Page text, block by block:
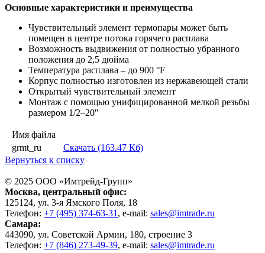
Основные характеристики и преимущества
Чувствительный элемент термопары может быть
помещен в центре потока горячего расплава
Возможность выдвижения от полностью убранного
положения до 2,5 дюйма
Температура расплава – до 900 °F
Корпус полностью изготовлен из нержавеющей стали
Открытый чувствительный элемент
Монтаж с помощью унифицированной мелкой резьбы
размером 1/2–20″
Имя файла
grmt_ru
Скачать (163.47 Кб)
Вернуться к списку
© 2025 ООО «Имтрейд-Групп»
Москва, центральный офис:
125124, ул. 3-я Ямского Поля, 18
Телефон: +7 (495) 374-63-31, e-mail: sales@imtrade.ru
Самара:
443090, ул. Советской Армии, 180, строение 3
Телефон: +7 (846) 273-49-39, e-mail: sales@imtrade.ru